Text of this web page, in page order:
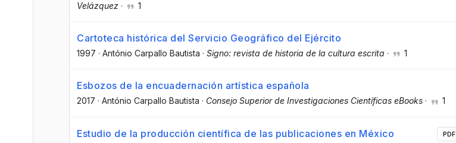
Velázquez · 1
Cartoteca histórica del Servicio Geográfico del Ejército
1997 · António Carpallo Bautista · Signo: revista de historia de la cultura escrita · 1
Esbozos de la encuadernación artística española
2017 · António Carpallo Bautista · Consejo Superior de Investigaciones Científicas eBooks · 1
Estudio de la producción científica de las publicaciones en México
PDF